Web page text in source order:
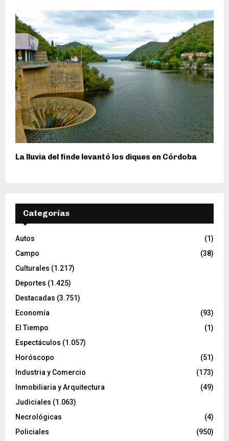
La lluvia del finde levantó los diques en Córdoba
Categorías
Autos
(1)
Campo
(38)
Culturales (1.217)
Deportes (1.425)
Destacadas (3.751)
Economía
(93)
El Tiempo
(1)
Espectáculos (1.057)
Horóscopo
(51)
Industria y Comercio
(173)
Inmobiliaria y Arquitectura
(49)
Judiciales (1.063)
Necrológicas
(4)
Policiales
(950)